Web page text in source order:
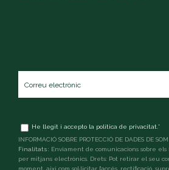
electrònic *
Terms
and
conditions
He llegit i accepto la política de privacitat.*
INFORMACIÓ SOBRE PROTECCIÓ DE DADES DE
Finalitats: Enviament de comunicacions sobre
per mitjans electrònics. Drets: Pot retirar el seu